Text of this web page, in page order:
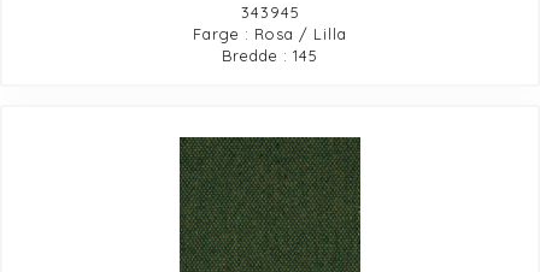
343945
Farge : Rosa / Lilla
Bredde : 145